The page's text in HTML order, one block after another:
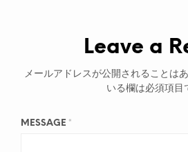
Leave a
メールアドレスが公開されることはあ
いる欄は必須項目
MESSAGE *